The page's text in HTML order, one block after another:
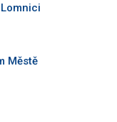
Městě